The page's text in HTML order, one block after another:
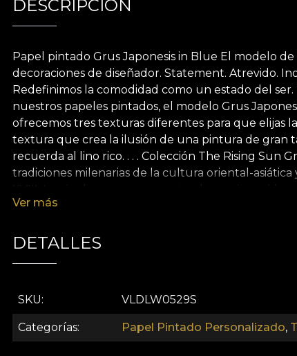
DESCRIPCIÓN
Papel pintado Grus Japonesis in Blue El modelo
decoraciones de diseñador. Statement. Atrevido.
Redefinimos la comodidad como un estado del
nuestros papeles pintados, el modelo Grus
ofrecemos tres texturas diferentes para que elijas
textura que crea la ilusión de una pintura de gran
recuerda al lino rico. . . . Colección The Rising Sun
tradiciones milenarias de la cultura oriental-
expresados a través de delicadas flores orientales
La atmósfera creada por esta colección prospera
Ver más
DETALLES
SKU VLDLW0529S
Categorías Papel Pintado Personalizado,